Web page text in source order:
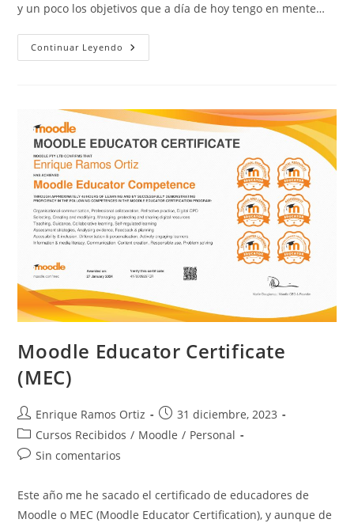
y un poco los objetivos que a día de hoy tengo en mente…
Continuar Leyendo Resumen
2023
Moodle Educator Certificate
(MEC)
Autor
de
la
entrada:
Enrique Ramos Ortiz
Publicación
de
31 diciembre, 2023
Categoría
de
Cursos Recibidos / Moodle / Personal
Comentarios
entrada:
Sin comentarios
Este año me he sacado el certificado de educadores de
Moodle o MEC (Moodle Educator Certification), y aunque de